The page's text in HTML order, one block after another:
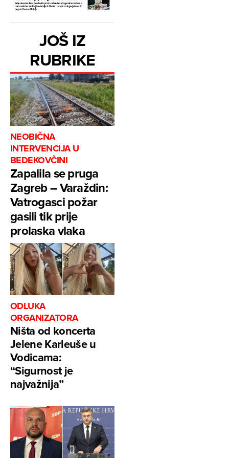
JOŠ IZ
RUBRIKE
NEOBIČNA
INTERVENCIJA U
BEDEKOVČINI
Zapalila se pruga
Zagreb – Varaždin:
Vatrogasci požar
gasili tik prije
prolaska vlaka
ODLUKA
ORGANIZATORA
Ništa od koncerta
Jelene Karleuše u
Vodicama:
“Sigurnost je
najvažnija”